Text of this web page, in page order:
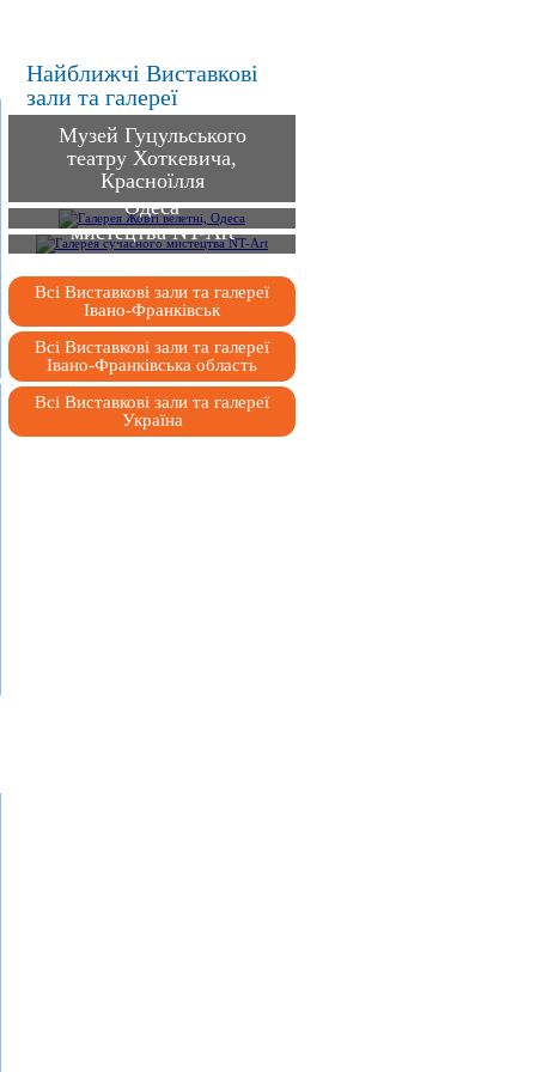
Найближчі Виставкові
зали та галереї
Музей Гуцульського
театру Хоткевича,
Красноїлля
Галерея Жовті велетні,
Одеса
Галерея сучасного
мистецтва NT-Art
Всі Виставкові зали та галереї
Івано-Франківськ
Всі Виставкові зали та галереї
Івано-Франківська область
Всі Виставкові зали та галереї
Україна